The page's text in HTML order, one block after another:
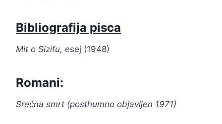
Bibliografija pisca
Mit o Sizifu, esej (1948)
Romani:
Srećna smrt (posthumno objavljen 1971)